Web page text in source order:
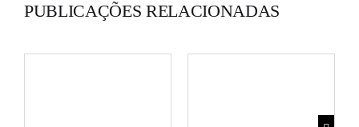
PUBLICAÇÕES RELACIONADAS